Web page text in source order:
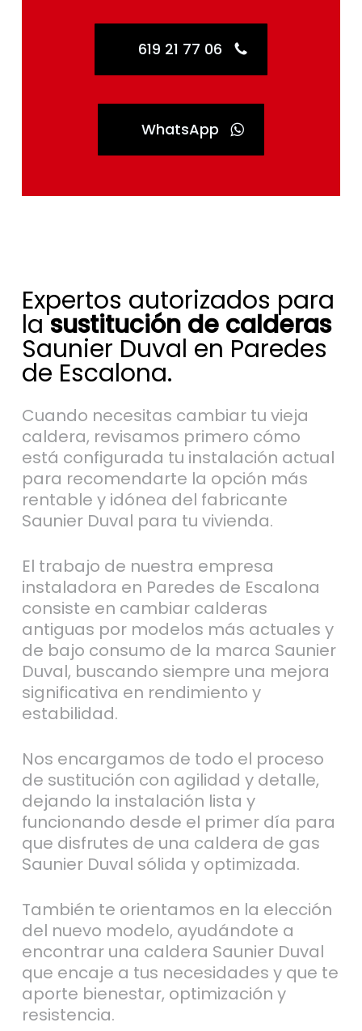
619 21 77 06
WhatsApp
Expertos autorizados para
lasustitución de calderas
Saunier Duval en Paredes
de Escalona.
Cuando necesitas cambiar tu vieja
caldera, revisamos primero cómo
está configurada tu instalación actual
para recomendarte la opción más
rentable y idónea del fabricante
Saunier Duval para tu vivienda.
El trabajo de nuestra empresa
instaladora en Paredes de Escalona
consiste en cambiar calderas
antiguas por modelos más actuales y
de bajo consumo de la marca Saunier
Duval, buscando siempre una mejora
significativa en rendimiento y
estabilidad.
Nos encargamos de todo el proceso
de sustitución con agilidad y detalle,
dejando la instalación lista y
funcionando desde el primer día para
que disfrutes de una caldera de gas
Saunier Duval sólida y optimizada.
También te orientamos en la elección
del nuevo modelo, ayudándote a
encontrar una caldera Saunier Duval
que encaje a tus necesidades y que te
aporte bienestar, optimización y
resistencia.